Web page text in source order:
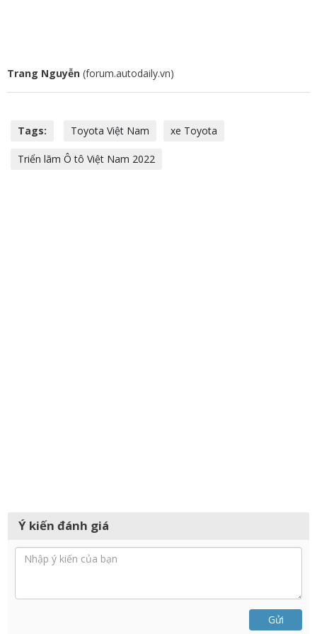
Trang Nguyễn (forum.autodaily.vn)
Tags: Toyota Việt Nam xe Toyota
Triển lãm Ô tô Việt Nam 2022
Ý kiến đánh giá
Gửi